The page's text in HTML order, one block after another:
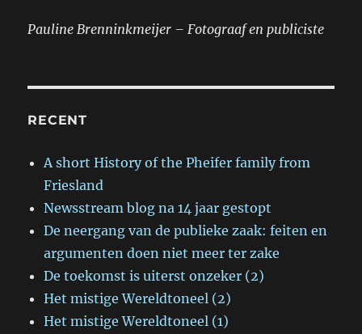
Pauline Brenninkmeijer – Fotograaf en publiciste
RECENT
A short History of the Pheifer family from
Friesland
Newsstream blog na 14 jaar gestopt
De neergang van de publieke zaak: feiten en
argumenten doen niet meer ter zake
De toekomst is uiterst onzeker (2)
Het mistige Wereldtoneel (2)
Het mistige Wereldtoneel (1)